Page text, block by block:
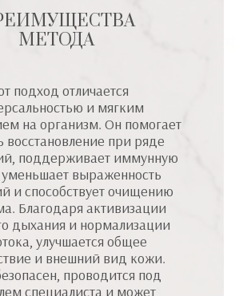
МЕТОДА
подход отличается
и мягким
на организм. Он помогает
восстановление при ряде
поддерживает иммунную
выраженность
и способствует очищению
Благодаря активизации
дыхания и нормализации
улучшается общее
и внешний вид кожи.
проводится под
специалиста и может